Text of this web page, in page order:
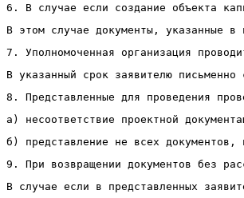
6. В случае если создание объекта
В этом случае документы, указанные в
7. Уполномоченная организация
В указанный срок заявителю
8. Представленные для проведения
а) несоответствие проектной
б) представление не всех документов,
9. При возвращении документов без
В случае если в представленных